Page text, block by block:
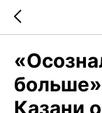
Казани